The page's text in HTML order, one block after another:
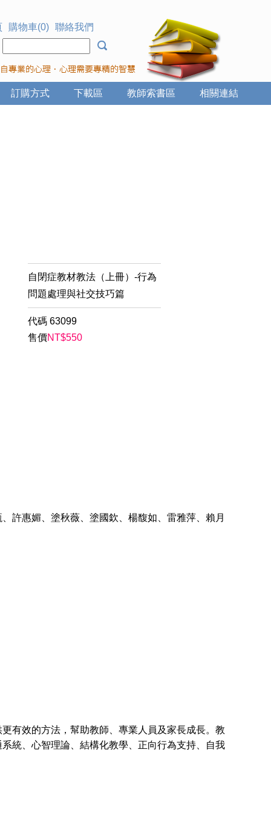
購物車(0) 聯絡我們
相關連結
教師索書區
下載區
訂購方式
自閉症教材教法（上冊）-行為
問題處理與社交技巧篇
代碼 63099
售價NT$550
許惠媚、塗秋薇、塗國欽、楊馥如、雷雅萍、賴月
效的方法，幫助教師、專業人員及家長成長。教
統、心智理論、結構化教學、正向行為支持、自我